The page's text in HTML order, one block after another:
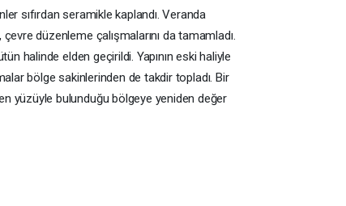
sıfırdan seramikle kaplandı. Veranda
düzenleme çalışmalarını da tamamladı.
halinde elden geçirildi. Yapının eski haliyle
bölge sakinlerinden de takdir topladı. Bir
yüzüyle bulunduğu bölgeye yeniden değer